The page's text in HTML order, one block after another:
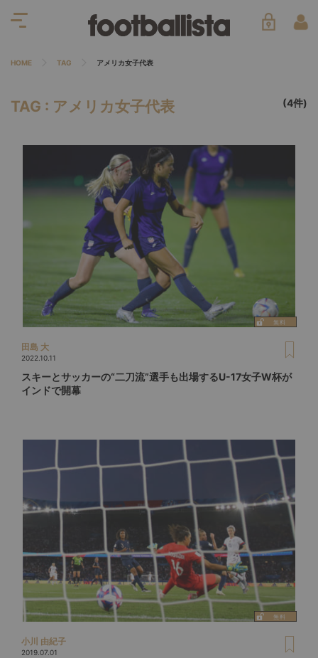
HOME TAG アメリカ女子代表
TAG : アメリカ女子代表 (4件)
田島 大
2022.10.11
スキーとサッカーの“二刀流”選手も出場するU-17女子W杯が
インドで開幕
小川 由紀子
2019.07.01